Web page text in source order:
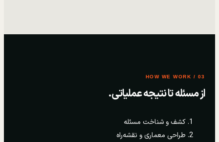
03 / HOW WE WORK
از مسئله تا نتیجه عملیاتی.
کشف و شناخت مسئله
طراحی معماری و نقشه‌راه